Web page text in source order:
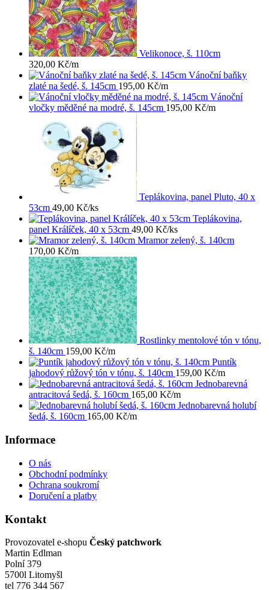
Velikonoce, š. 110cm
320,00 Kč/m
Vánoční baňky
zlaté na šedé, š. 145cm 195,00 Kč/m
Vánoční
vločky měděné na modré, š. 145cm 195,00 Kč/m
Teplákovina, panel Pluto, 40 x
53cm 49,00 Kč/ks
Teplákovina,
panel Králíček, 40 x 53cm 49,00 Kč/ks
Mramor zelený, š. 140cm
170,00 Kč/m
Rostlinky mentolové tón v tónu,
š. 140cm 159,00 Kč/m
Puntík
jahodový růžový tón v tónu, š. 140cm 159,00 Kč/m
Jednobarevná
antracitová šedá, š. 160cm 165,00 Kč/m
Jednobarevná holubí
šedá, š. 160cm 165,00 Kč/m
Informace
O nás
Obchodní podmínky
Ochrana soukromí
Doručení a platby
Kontakt
Provozovatel e-shopu Český patchwork
Martin Edlman
Polní 379
5700l Litomyšl
tel 776 344 567